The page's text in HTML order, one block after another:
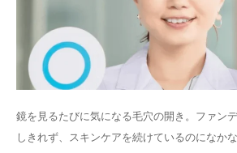
鏡を見るたびに気になる毛穴の開き。ファン
しきれず、スキンケアを続けているのになか
採用情報
その他
言語